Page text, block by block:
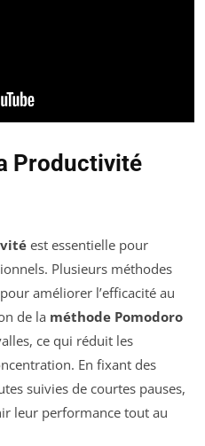
Productivité
est essentielle pour
Plusieurs méthodes
améliorer l’efficacité au
de la méthode Pomodoro
ce qui réduit les
En fixant des
suivies de courtes pauses,
leur performance tout au